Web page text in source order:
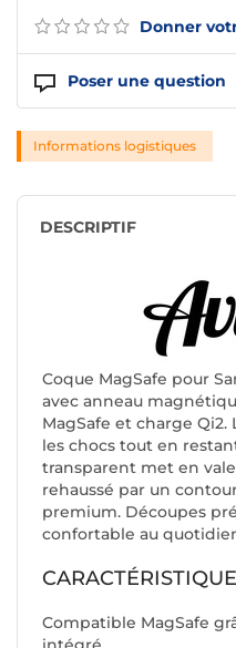
Donner
Poser une question
Informations logistiques
DESCRIPTIF
Coque MagSafe pour
avec anneau
MagSafe et charge
les chocs tout en
transparent met en
rehaussé par un
premium. Découpes
confortable au
Compatible MagSafe